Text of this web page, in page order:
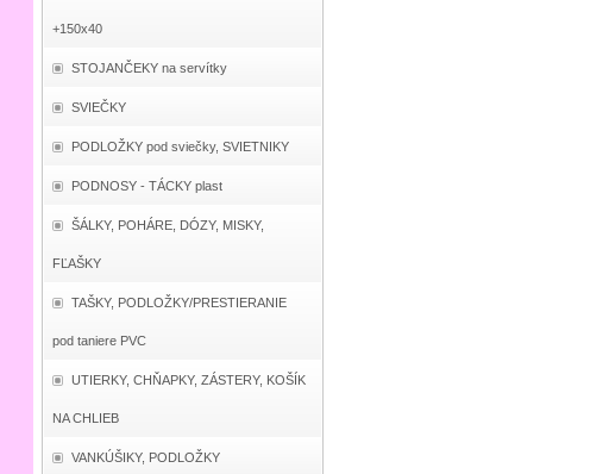
+150x40
STOJANČEKY na servítky
SVIEČKY
PODLOŽKY pod sviečky, SVIETNIKY
PODNOSY - TÁCKY plast
ŠÁLKY, POHÁRE, DÓZY, MISKY,
FĽAŠKY
TAŠKY, PODLOŽKY/PRESTIERANIE
pod taniere PVC
UTIERKY, CHŇAPKY, ZÁSTERY, KOŠÍK
NA CHLIEB
VANKÚŠIKY, PODLOŽKY